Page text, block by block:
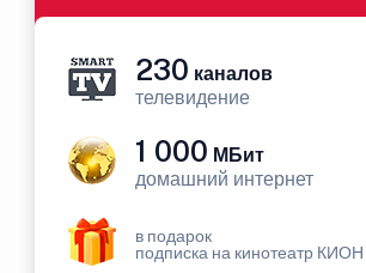
230 каналов
телевидение
1 000 МБит
домашний интернет
в подарок
подписка на кинотеатр КИОН